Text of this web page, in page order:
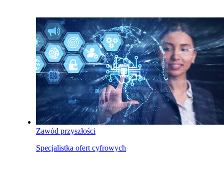
Zawód przyszłości
Specjalistka ofert cyfrowych